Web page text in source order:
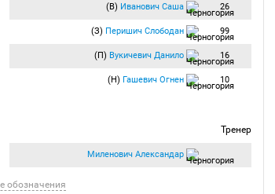
(В) Иванович Саша 26
(З) Перишич Слободан 99
(П) Вукичевич Данило 16
(Н) Гашевич Огнен 10
Тренер
Миленович Александар
обозначения